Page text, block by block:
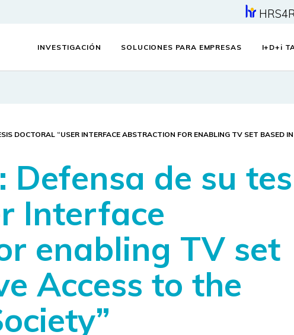
INVESTIGACIÓN SOLUCIONES PARA EMPRESAS I+D+ i
DOCTORAL “USER INTERFACE ABSTRACTION FOR ENABLING TV SET BASED
Defensa de su
Interface
enabling TV set
Access to the